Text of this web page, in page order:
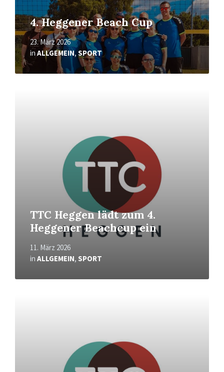
4. Heggener Beach Cup
23. März 2026
inALLGEMEIN, SPORT
TTC Heggen lädt zum 4.
Heggener Beachcup ein
11. März 2026
in ALLGEMEIN, SPORT